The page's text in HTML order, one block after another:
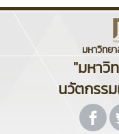
มหาวิทย
"มหาวิ
นวัตกรร